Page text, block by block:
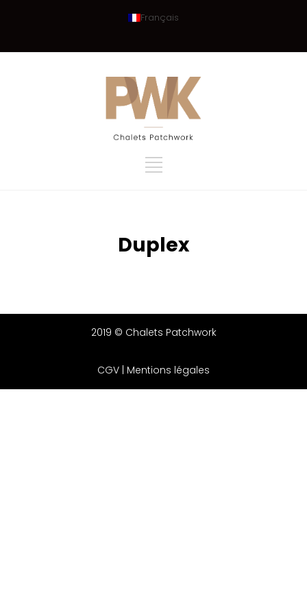
Français
Duplex
2019 © Chalets Patchwork
CGV | Mentions légales